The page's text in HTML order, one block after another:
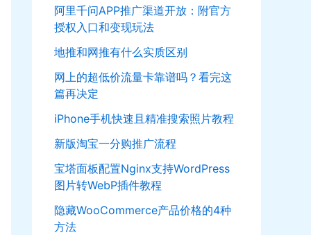
阿里千问APP推广渠道开放：附官方
授权入口和变现玩法
地推和网推有什么实质区别
网上的超低价流量卡靠谱吗？看完这
篇再决定
iPhone手机快速且精准搜索照片教程
新版淘宝一分购推广流程
宝塔面板配置Nginx支持WordPress
图片转WebP插件教程
隐藏WooCommerce产品价格的4种
方法